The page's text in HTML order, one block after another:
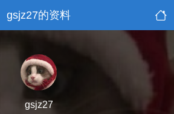
gsjz27的资料
gsjz27